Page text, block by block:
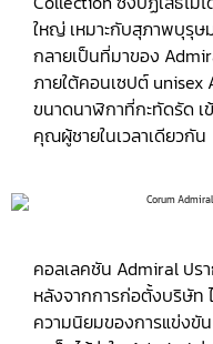
ใหญ่ เหมาะกับสุภาพบุรุษ
กลายเป็นที่มาของ
ภายใต้คอนเซปต์ unisex
ขนาดนาฬิกาที่กะทัดรัด
คุณผู้ชายในเวลาเดียวกัน
คอลเลคชัน Admiral ปร
หลังจากการก่อตั้งบริษัท
ความนิยมของการแข่งขั